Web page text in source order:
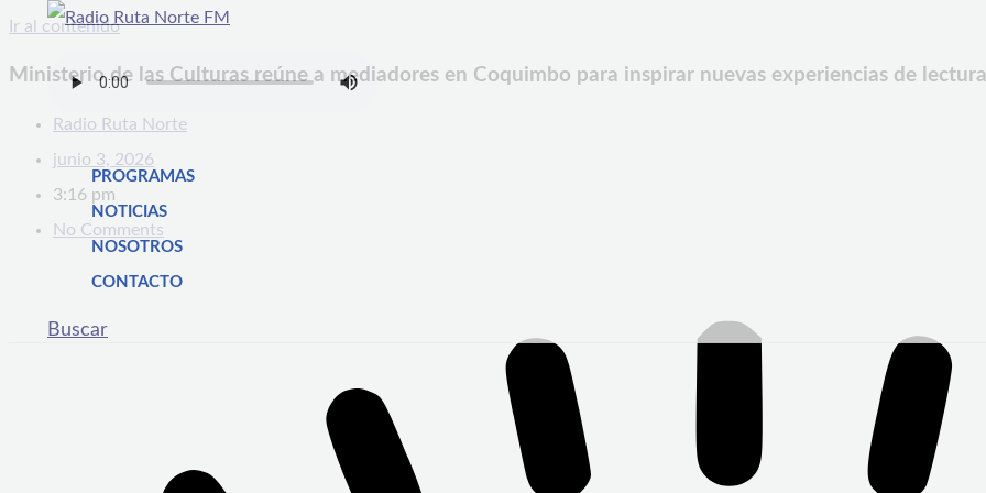
Ir al contenido
PROGRAMAS
NOTICIAS
NOSOTROS
CONTACTO
Buscar
Ministerio de las Culturas reúne a mediadores en Coquimbo para inspirar nuevas experiencias de lectura
Radio Ruta Norte
junio 3, 2026
3:16 pm
No Comments